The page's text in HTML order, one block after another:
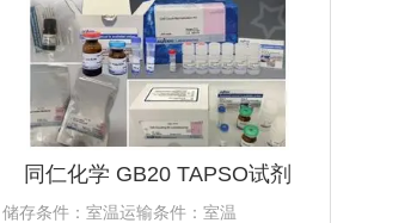
同仁化学 GB20 TAPSO试剂
储存条件：室温运输条件：室温